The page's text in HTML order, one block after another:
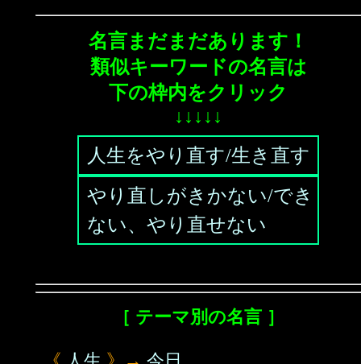
名言まだまだあります！
類似キーワードの名言は
下の枠内をクリック
↓↓↓↓↓
人生をやり直す/生き直す
やり直しがきかない/でき
ない、やり直せない
［ テーマ別の名言 ］